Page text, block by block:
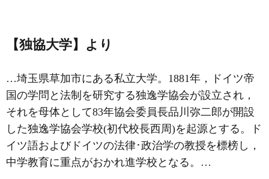
【独協大学】より
…埼玉県草加市にある私立大学。1881年，ドイツ帝
国の学問と法制を研究する独逸学協会が設立され，
それを母体として83年協会委員長品川弥二郎が開設
した独逸学協会学校(初代校長西周 )を起源とする。ド
イツ語およびドイツの法律･政治学の教授を標榜し，
中学教育に重点がおかれ進学校となる。…